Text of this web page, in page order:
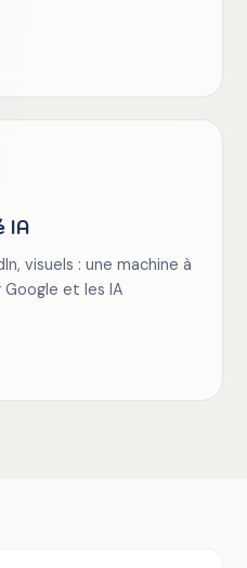
IA
visuels : une machine à
et les IA